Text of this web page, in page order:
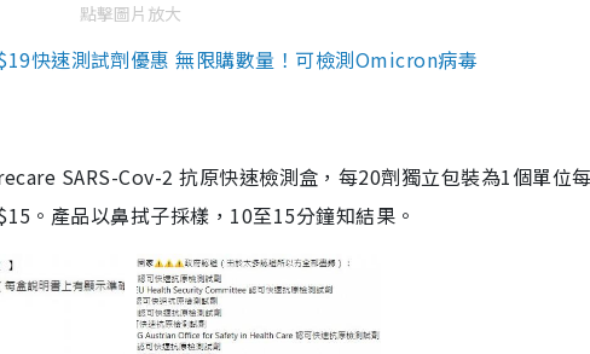
點擊圖片放大
快速測試劑優惠 無限購數量！可檢測Omicron病毒
SARS-Cov-2 抗原快速檢測盒，每20劑獨立包裝為1個單位
。產品以鼻拭子採樣，10至15分鐘知結果。